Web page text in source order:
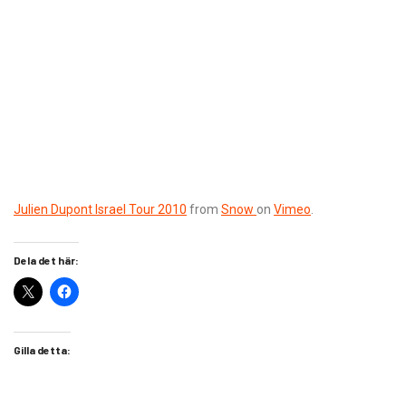
Julien Dupont Israel Tour 2010 from Snow on Vimeo
Dela det här:
Gilla detta: